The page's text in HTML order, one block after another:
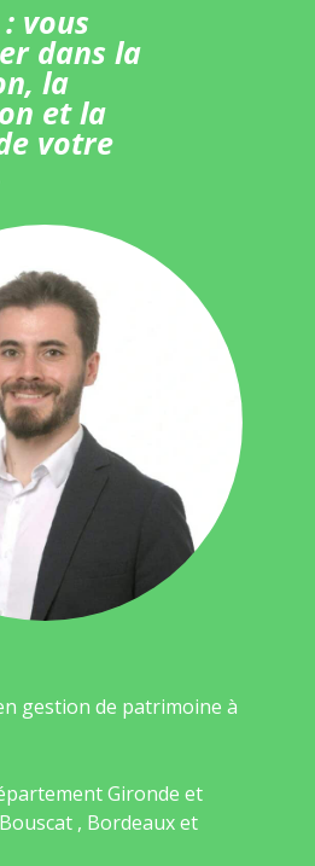
vous
dans la
la
et la
votre
gestion de patrimoine à
Gironde et
, Bordeaux et